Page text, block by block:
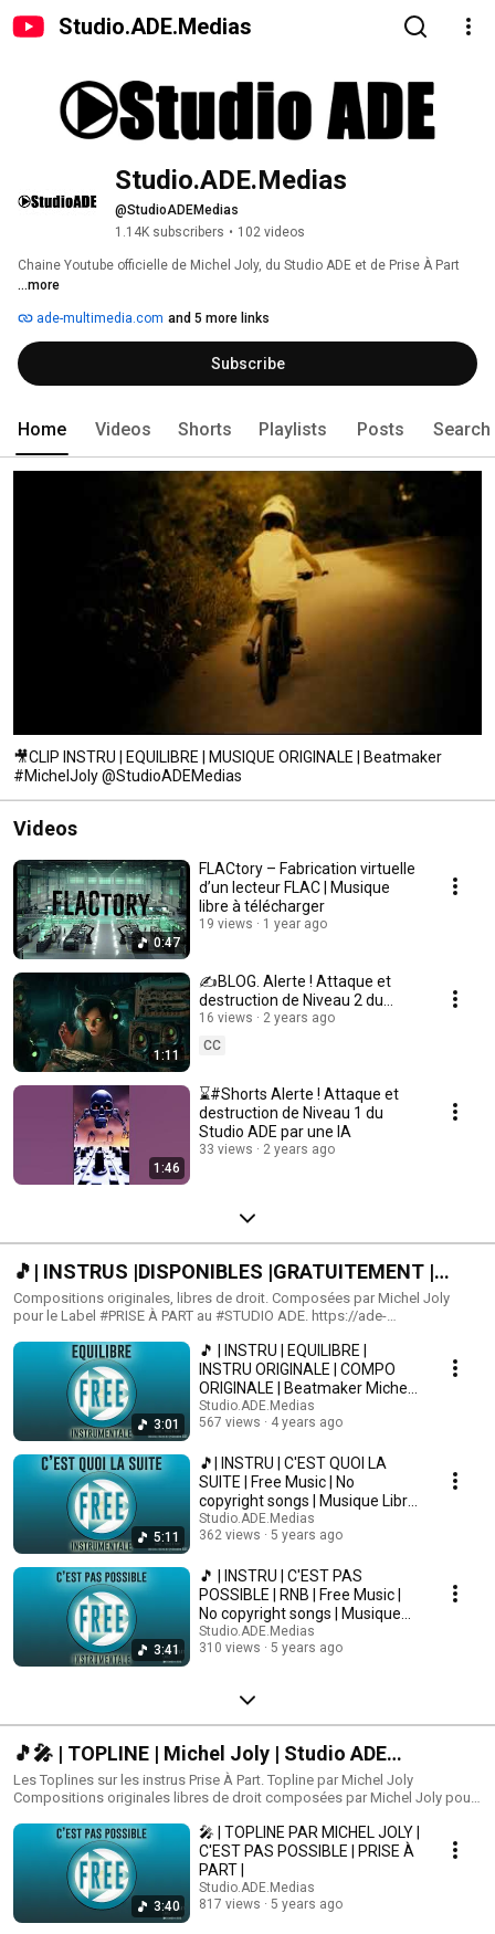
Studio.ADE.Medias
Studio.ADE.Medias
@StudioADEMedias
1.14K subscribers • 102 videos
Chaine Youtube officielle de Michel Joly, du Studio ADE et de Prise À Part
...more
ade-multimedia.com and 5 more links
Subscribe
Home Videos Shorts Playlists Posts Search
🎥CLIP INSTRU | EQUILIBRE | MUSIQUE ORIGINALE | Beatmaker
#MichelJoly @StudioADEMedias
Videos
0:47
FLACtory – Fabrication virtuelle
d’un lecteur FLAC | Musique
libre à télécharger
19 views 1 year ago
1:11
✍BLOG. Alerte ! Attaque et
destruction de Niveau 2 du
Studio ADE par des robots
16 views
2 years ago
CC
1:46
⌛#Shorts Alerte ! Attaque et
destruction de Niveau 1 du
Studio ADE par une IA
33 views 2 years ago
🎵| INSTRUS |DISPONIBLES |GRATUITEMENT |
FREE | LABEL PRISE À PART |
Compositions originales, libres de droit. Composées par Michel Joly
pour le Label #PRISE À PART au #STUDIO ADE. https://ade-
https://tinyurl.com/y4usfwfk L' actualité du Studio ici :
https://tinyurl.com/tyd9hz7 Le site du Studio ADE ici :
https://tinyurl.com/y3ky6qxo Facebook Prise À Part ici :
https://tinyurl.com/yx2lyyrp #PriseApart #FreeInstru #StudioADEMedia
#LibreDeDroit #Electro #Trap #RNB #Electro #Pop #Corporate
#Videoclip #Clipvideo
3:01
🎵 | INSTRU | EQUILIBRE |
INSTRU ORIGINALE | COMPO
ORIGINALE | Beatmaker Michel
Joly | High Quality
Studio.ADE.Medias
567 views
4 years ago
5:11
🎵| INSTRU | C'EST QUOI LA
SUITE | Free Music | No
copyright songs | Musique Libre
de Droits |
Studio.ADE.Medias
362 views
5 years ago
3:41
🎵 | INSTRU | C'EST PAS
POSSIBLE | RNB | Free Music |
No copyright songs | Musique
Libre |
Studio.ADE.Medias
310 views
5 years ago
🎵🎤 | TOPLINE | Michel Joly | Studio ADE
Multimedia Prise À Part
Les Toplines sur les instrus Prise À Part. Topline par Michel Joly
Compositions originales libres de droit composées par Michel Joly pour
Pour vous abonner à YouTube : https://tinyurl.com/yxloh6ft​ Les titres sont
téléchargeables gratuitement ici : https://tinyurl.com/y4usfwfk L' actualité
du Studio ici : https://tinyurl.com/tyd9hz7 Le site du Studio ADE ici :
https://tinyurl.com/y3ky6qxo Facebook Prise À Part ici :
https://tinyurl.com/yx2lyyrp #PriseApart #FreeInstru #StudioADEMedia
#LibreDeDroit #Electro #Trap
3:40
🎤 | TOPLINE PAR MICHEL JOLY |
C'EST PAS POSSIBLE | PRISE À
PART |
Studio.ADE.Medias
817 views
5 years ago